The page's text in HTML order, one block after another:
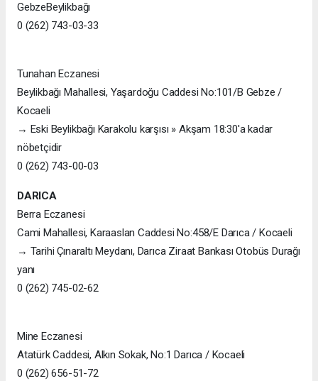
GebzeBeylikbağı
0 (262) 743-03-33
Tunahan Eczanesi
Beylikbağı Mahallesi, Yaşardoğu Caddesi No:101/B Gebze /
Kocaeli
→ Eski Beylikbağı Karakolu karşısı » Akşam 18:30'a kadar
nöbetçidir
0 (262) 743-00-03
DARICA
Berra Eczanesi
Cami Mahallesi, Karaaslan Caddesi No:458/E Darıca / Kocaeli
→ Tarihi Çınaraltı Meydanı, Darıca Ziraat Bankası Otobüs Durağı
yanı
0 (262) 745-02-62
Mine Eczanesi
Atatürk Caddesi, Alkın Sokak, No:1 Darıca / Kocaeli
0 (262) 656-51-72